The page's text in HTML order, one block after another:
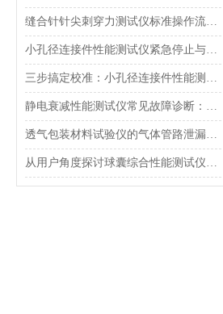
缝合针针尖刺穿力测试仪标准操作流程（SOP）及实验员培训要点
小孔径连接件性能测试仪紧急停止与异常状态下的安全复位操作
三步搞定校准：小孔径连接件性能测试仪的每日开机自检流程详解
静电衰减性能测试仪常见故障诊断：充电不稳定与电位漂移排查
透气包装材料试验仪的气体管路泄漏防护与废气排放系统详解
从用户角度探讨球囊综合性能测试仪的故障问题